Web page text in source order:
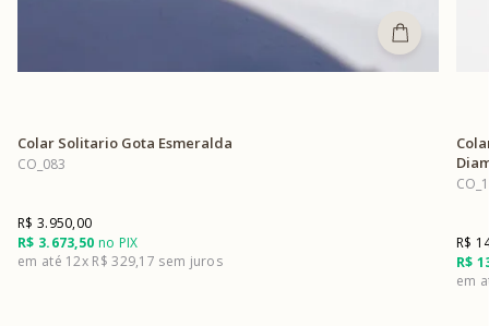
Colar Solitario Gota Esmeralda
CO_083
R$ 3.673,50 no PIX
R$ 3.950,00
12x R$ 329,17 R$
R$